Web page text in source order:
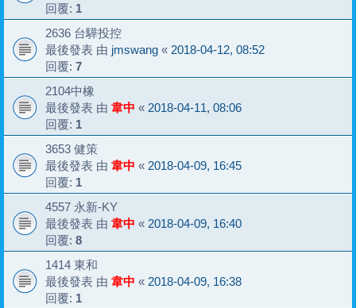
回覆: 1
2636 台驊投控
最後發表 由 jmswang « 2018-04-12, 08:52
回覆: 7
2104中橡
最後發表 由 韋中 « 2018-04-11, 08:06
回覆: 1
3653 健策
最後發表 由 韋中 « 2018-04-09, 16:45
回覆: 1
4557 永新-KY
最後發表 由 韋中 « 2018-04-09, 16:40
回覆: 8
1414 東和
最後發表 由 韋中 « 2018-04-09, 16:38
回覆: 1